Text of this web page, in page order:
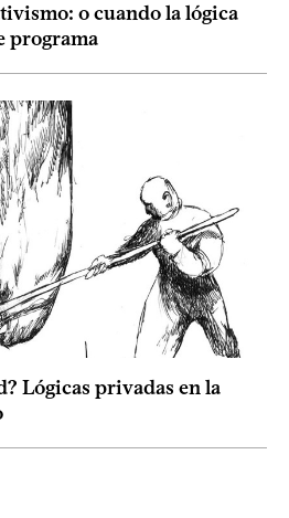
o cuando la lógica
programa
Lógicas privadas en la